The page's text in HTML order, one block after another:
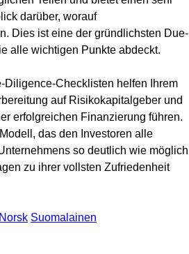
darüber, worauf
Dies ist eine der gründlichsten Due-
alle wichtigen Punkte abdeckt.
Diligence-Checklisten helfen Ihrem
auf Risikokapitalgeber und
erfolgreichen Finanzierung führen.
das den Investoren alle
so deutlich wie möglich
zu ihrer vollsten Zufriedenheit
Norsk Suomalainen